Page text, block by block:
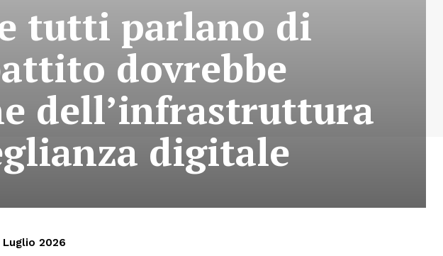
tutti parlano di
dovrebbe
dell’infrastruttura
digitale
Luglio 2026